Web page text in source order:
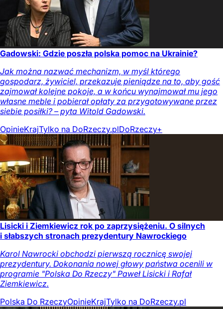
Gadowski: Gdzie poszła polska pomoc na Ukrainie?
Jak można nazwać mechanizm, w myśl którego
gospodarz, żywiciel, przekazuje pieniądze na to, aby gość
zajmował kolejne pokoje, a w końcu wynajmował mu jego
własne meble i pobierał opłaty za przygotowywane przez
siebie posiłki? – pyta Witold Gadowski.
OpinieKrajTylko na DoRzeczy.plDoRzeczy+
Lisicki i Ziemkiewicz rok po zaprzysiężeniu. O silnych
i słabszych stronach prezydentury Nawrockiego
Karol Nawrocki obchodzi pierwszą rocznicę swojej
prezydentury. Dokonania nowej głowy państwa ocenili w
programie "Polska Do Rzeczy" Paweł Lisicki i Rafał
Ziemkiewicz.
Polska Do RzeczyOpinieKrajTylko na DoRzeczy.pl